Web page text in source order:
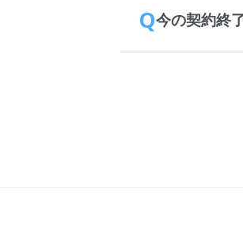
Q今の契約終